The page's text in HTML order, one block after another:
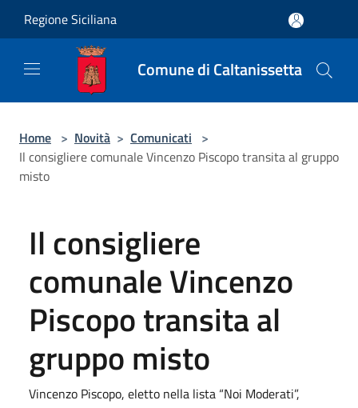
Regione Siciliana
Comune di Caltanissetta
Home > Novità > Comunicati >
Il consigliere comunale Vincenzo Piscopo transita al gruppo
misto
Il consigliere
comunale Vincenzo
Piscopo transita al
gruppo misto
Vincenzo Piscopo, eletto nella lista “Noi Moderati”,